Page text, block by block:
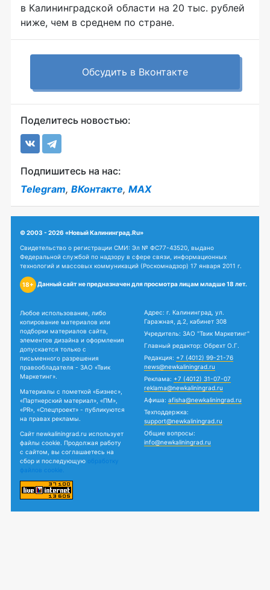
в Калининградской области на 20 тыс. рублей
ниже, чем в среднем по стране.
Обсудить в Вконтакте
Поделитесь новостью:
Подпишитесь на нас:
Telegram, ВКонтакте, MAX
© 2003 - 2026 «Новый Калининград.Ru»
Свидетельство о регистрации СМИ: Эл № ФС77-43520, выдано
Федеральной службой по надзору в сфере связи, информационных
технологий и массовых коммуникаций (Роскомнадзор) 17 января 2011 г.
18+ Данный сайт не предназначен для просмотра лицам младше 18 лет.
Любое использование, либо
копирование материалов или
подборки материалов сайта,
элементов дизайна и оформления
допускается только с
письменного разрешения
правообладателя - ЗАО «Твик
Маркетинг».
Материалы с пометкой «Бизнес»,
«Партнерский материал», «ПМ»,
«PR», «Спецпроект» - публикуются
на правах рекламы.
Сайт newkaliningrad.ru использует
файлы cookie. Продолжая работу
с сайтом, вы соглашаетесь на
сбор и последующую обработку
файлов cookie.
Адрес: г. Калининград, ул.
Гаражная, д.2, кабинет 308
Учредитель: ЗАО "Твик Маркетинг"
Главный редактор: Обрехт О.Г.
Редакция: +7 (4012) 99-21-76
news@newkaliningrad.ru
Реклама: +7 (4012) 31-07-07
reklama@newkaliningrad.ru
Афиша: afisha@newkaliningrad.ru
Техподдержка:
support@newkaliningrad.ru
Общие вопросы:
info@newkaliningrad.ru